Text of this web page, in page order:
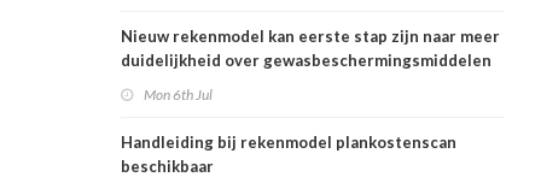
Nieuw rekenmodel kan eerste stap zijn naar meer
duidelijkheid over gewasbeschermingsmiddelen
Mon 6th Jul
Handleiding bij rekenmodel plankostenscan
beschikbaar